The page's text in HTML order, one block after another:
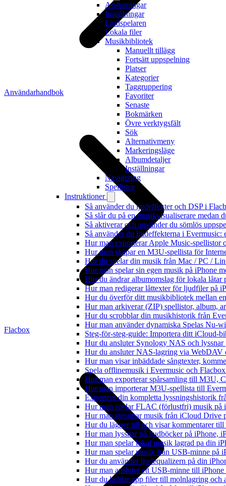
Anslutningar
Inställningar
Ljudspelaren
Lokala filer
Musikbibliotek
Manuellt tillägg
Fortsätt uppspelning
Platser
Kategorier
Taggruppering
Favoriter
Senaste
Bokmärken
Övre verktygsfält
Sök
Alternativmeny
Markeringsläge
Albumdetaljer
Inställningar
Navigering
Spellistor
Instruktioner
Så använder du ljudeffekter och DSP i
Så slår du på en musikvisualiserare medan
Så aktiverar och använder du sömlös
Så använder du ljudeffekterna i
Hur man exporterar Apple Music-spellistor
Hur man skapar en M3U-spellista för
Hur du spelar din musik från Mac / PC /
Hur man spelar sin egen musik på iPhone
Hur du ändrar albumomslag för lokala
Hur man redigerar låttexter för ljudfiler på
Hur du överför ditt musikbibliotek mellan
Hur man arkiverar (ZIP) spellistor, album,
Hur du scrobblar din musikhistorik från
Hur man använder dynamiska Spelas Nu-
Steg-för-steg-guide: Importera ditt iCloud-
Hur du ansluter Synology NAS och
Hur du ansluter NAS-lagring via WebDAV
Hur man visar inbäddade sångtexter,
Spela offlinemusik i Evermusic och
Hur man exporterar spårsamling till M3U,
Hur man importerar M3U-spellista till
Exportera din kompletta lyssningshistorik
Hur man spelar FLAC (förlustfri) musik på
Hur man streamar musik från iCloud Drive
Hur du lägger till och visar kommentarer
Hur man lyssnar på ljudböcker på iPhone,
Hur man spelar lokal musik lagrad pa din
Hur man spelar musik från USB-minne på
Hur du använder ljudequalizern på din
Hur man ansluter ett USB-minne till
Hur du laddar upp filer till molnlagring och
Användarhandbok
Flacbox